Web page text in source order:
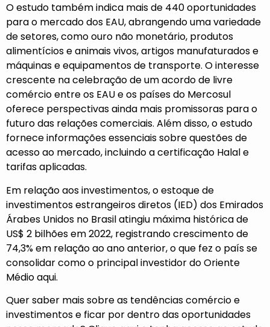
O estudo também indica mais de 440 oportunidades
para o mercado dos EAU, abrangendo uma variedade
de setores, como ouro não monetário, produtos
alimentícios e animais vivos, artigos manufaturados e
máquinas e equipamentos de transporte. O interesse
crescente na celebração de um acordo de livre
comércio entre os EAU e os países do Mercosul
oferece perspectivas ainda mais promissoras para o
futuro das relações comerciais. Além disso, o estudo
fornece informações essenciais sobre questões de
acesso ao mercado, incluindo a certificação Halal e
tarifas aplicadas.
Em relação aos investimentos, o estoque de
investimentos estrangeiros diretos (IED) dos Emirados
Árabes Unidos no Brasil atingiu máxima histórica de
US$ 2 bilhões em 2022, registrando crescimento de
74,3% em relação ao ano anterior, o que fez o país se
consolidar como o principal investidor do Oriente
Médio aqui.
Quer saber mais sobre as tendências comércio e
investimentos e ficar por dentro das oportunidades